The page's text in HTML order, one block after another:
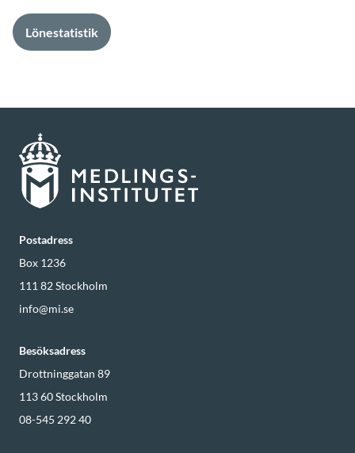
Lönestatistik
Postadress
Box 1236
111 82Stockholm
info@mi.se
Besöksadress
Drottninggatan 89
113 60Stockholm
08-545 292 40